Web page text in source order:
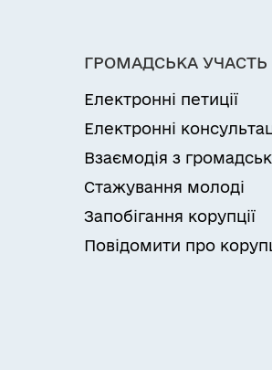
ГРОМАДСЬКА УЧАСТЬ
Електронні петиції
Електронні
Взаємодія з
Стажування молоді
Запобігання корупції
Повідомити про